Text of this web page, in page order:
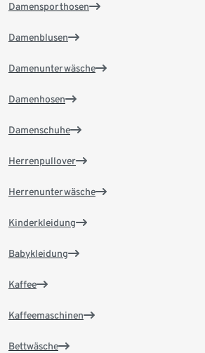
Damensporthosen
Damenblusen
Damenunterwäsche
Damenhosen
Damenschuhe
Herrenpullover
Herrenunterwäsche
Kinderkleidung
Babykleidung
Kaffee
Kaffeemaschinen
Bettwäsche